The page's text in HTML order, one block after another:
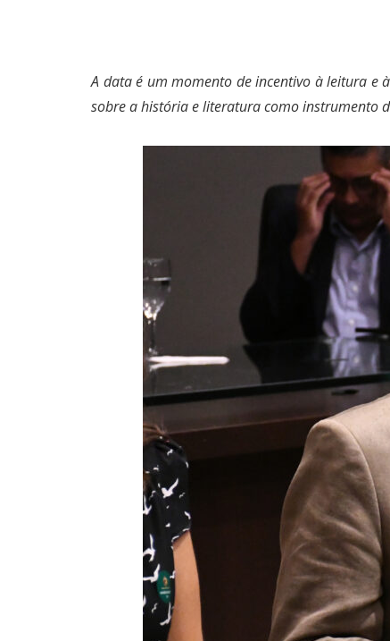
A data é um momento de incentivo à leitura e
sobre a história e literatura como instrumento